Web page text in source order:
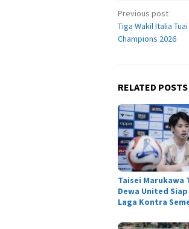
Post
Previous post
Tiga Wakil Italia
Champions 2026
RELATED POSTS
Taisei Marukawa
Dewa United
Laga Kontra